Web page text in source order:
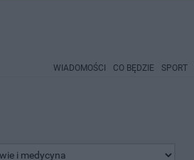
WIADOMOŚCI CO BĘDZIE SPORT